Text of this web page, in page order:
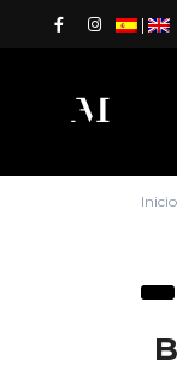
|
Inicio